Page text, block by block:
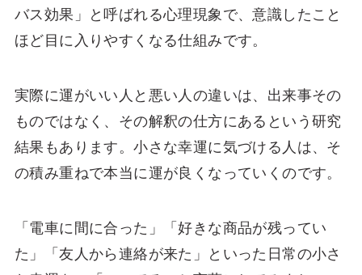
バス効果」と呼ばれる心理現象で、意識したこと
ほど目に入りやすくなる仕組みです。
実際に運がいい人と悪い人の違いは、出来事その
ものではなく、その解釈の仕方にあるという研究
結果もあります。小さな幸運に気づける人は、そ
の積み重ねで本当に運が良くなっていくのです。
「電車に間に合った」「好きな商品が残ってい
た」「友人から連絡が来た」といった日常の小さ